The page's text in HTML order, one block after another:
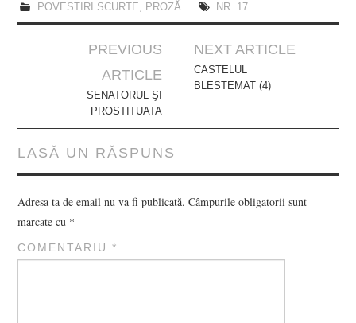
POVESTIRI SCURTE PROZĂ NR. 17
navigation
PREVIOUS
ARTICLE
SENATORUL ŞI
PROSTITUATA
NEXT ARTICLE
CASTELUL
BLESTEMAT (4)
LASĂ UN RĂSPUNS
Adresa ta de email nu va fi publicată. Câmpurile obligatorii sunt
marcate cu *
COMENTARIU*